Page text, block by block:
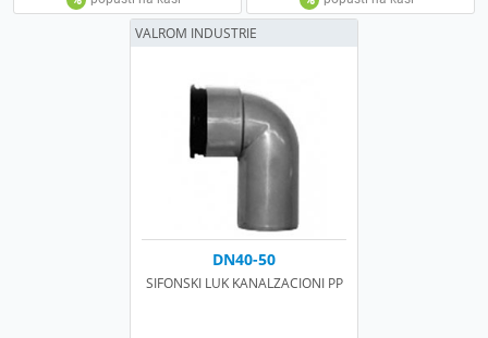
DN40-50
SIFONSKI LUK KANALZACIONI PP
VALROM INDUSTRIE